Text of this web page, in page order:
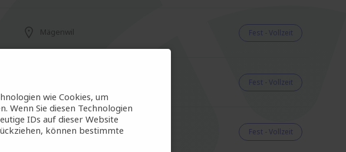
Mägenwil Fest - Vollzeit
Fest - Vollzeit
Mägenwil Fest - Vollzeit
wie Cookies, um
Sie diesen Technologien
IDs auf dieser Website
können bestimmte